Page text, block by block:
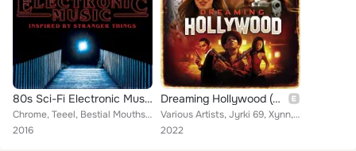
80s Sci-Fi Electronic Music - Inspired by Stranger Things
Chrome, Teeel, Bestial Mouths, Umberto, Pascal Languirand, Duran Duran, VOWWS, Powerman 5000, Tre Lux, The St. James Society, Je...
2016
Dreaming Hollywood (Original Motion Picture Soundtrack)
Various Artists, Jyrki 69, Xynn, Ashley Bad, Dentist, DMX, Guru Freakout, Onyx, Slayloverboy, Priest, Bootsy Collins, Steve Howe...
2022